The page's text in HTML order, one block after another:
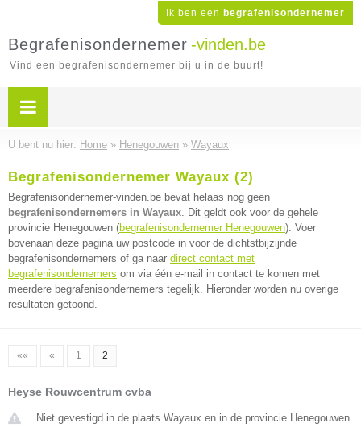
Ik ben een begrafenisondernemer
Begrafenisondernemer -vinden.be
Vind een begrafenisondernemer bij u in de buurt!
U bent nu hier: Home » Henegouwen » Wayaux
Begrafenisondernemer Wayaux (2)
Begrafenisondernemer-vinden.be bevat helaas nog geen
begrafenisondernemers in Wayaux. Dit geldt ook voor de gehele
provincie Henegouwen (begrafenisondernemer Henegouwen). Voer
bovenaan deze pagina uw postcode in voor de dichtstbijzijnde
begrafenisondernemers of ga naar direct contact met
begrafenisondernemers om via één e-mail in contact te komen met
meerdere begrafenisondernemers tegelijk. Hieronder worden nu overige
resultaten getoond.
«« « 1 2
Heyse Rouwcentrum cvba
Niet gevestigd in de plaats Wayaux en in de provincie Henegouwen.